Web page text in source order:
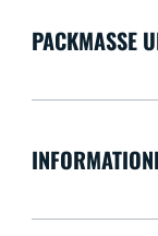
PACKMASSE